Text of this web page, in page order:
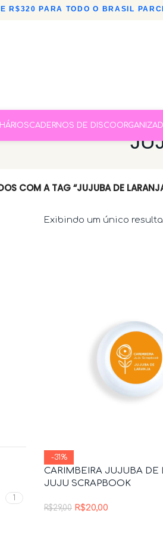
PARA TODO O BRASIL •
CADERNOS DE DISCO
COM A TAG “JUJUBA DE
1
Exibindo um único
-31%
CARIMBEIRA JUJUBA DE
JUJU SCRAPBOOK
R$29,00 R$20,00